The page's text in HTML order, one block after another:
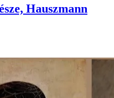
Hauszmann